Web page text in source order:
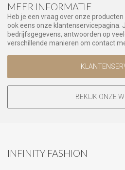
MEER INFORMATIE
Heb je een vraag over onze
ook eens onze klantenservicepagina.
bedrijfsgegevens, antwoorden op
verschillende manieren om contact
BEKIJK ONZE
INFINITY FASHION